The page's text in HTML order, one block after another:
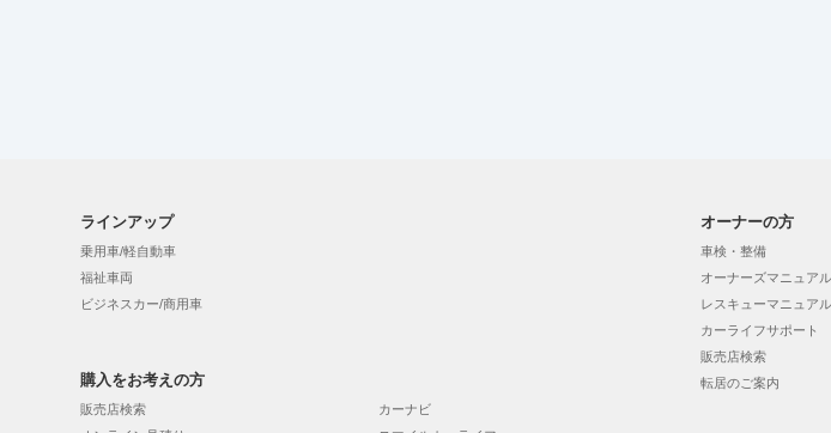
ラインアップ
乗用車/軽自動車
福祉車両
ビジネスカー/商用車
購入をお考えの方
販売店検索
カーナビ
オーナーの方
車検・整備
オーナーズマニュアル
レスキューマニュアル
カーライフサポート
販売店検索
転居のご案内